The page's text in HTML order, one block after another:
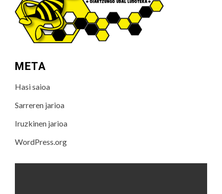
META
Hasi saioa
Sarreren jarioa
Iruzkinen jarioa
WordPress.org